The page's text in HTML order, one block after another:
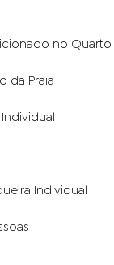
no Quarto
da Praia
Individual